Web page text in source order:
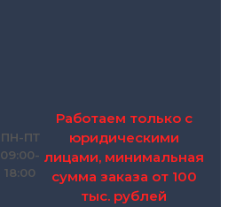
ПН-ПТ
09:00-
18:00
Работаем только с
юридическими
лицами, минимальная
сумма заказа от 100
тыс. рублей